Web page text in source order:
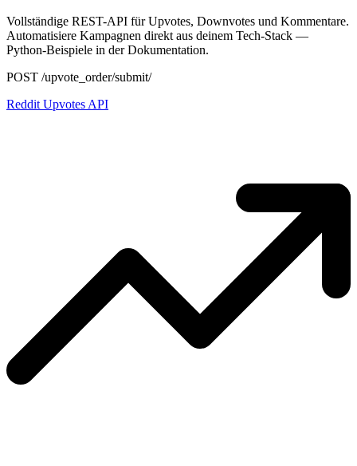
Vollständige REST-API für Upvotes, Downvotes und Kommentare.
Automatisiere Kampagnen direkt aus deinem Tech-Stack —
Python-Beispiele in der Dokumentation.
POST /upvote_order/submit/
Reddit Upvotes API